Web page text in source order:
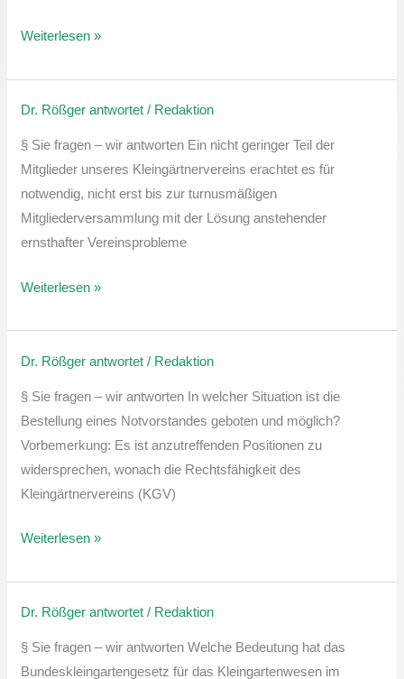
Weiterlesen »
Dr. Rößger antwortet / Redaktion
§ Sie fragen – wir antworten Ein nicht geringer Teil der
Mitglieder unseres Kleingärtnervereins erachtet es für
notwendig, nicht erst bis zur turnusmäßigen
Mitgliederversammlung mit der Lösung anstehender
ernsthafter Vereinsprobleme
Außerordentliche
Weiterlesen »
Dr. Rößger antwortet / Redaktion
§ Sie fragen – wir antworten In welcher Situation ist die
Bestellung eines Notvorstandes geboten und möglich?
Vorbemerkung: Es ist anzutreffenden Positionen zu
widersprechen, wonach die Rechtsfähigkeit des
Kleingärtnervereins (KGV)
Notvorstand
Weiterlesen »
Dr. Rößger antwortet / Redaktion
§ Sie fragen – wir antworten Welche Bedeutung hat das
Bundeskleingartengesetz für das Kleingartenwesen im
Welche